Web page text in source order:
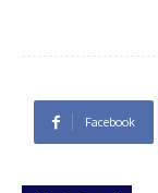
Facebook